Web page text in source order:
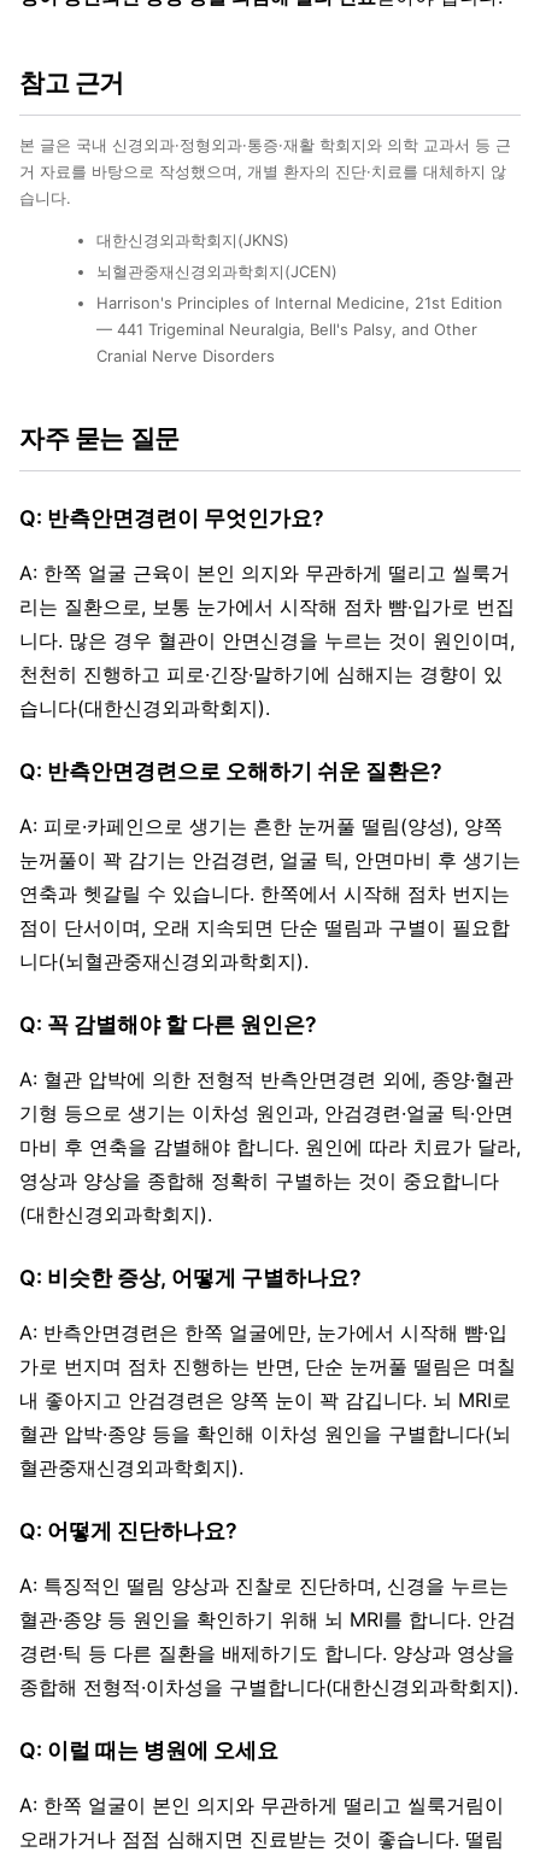
참고 근거
본 글은 국내 신경외과·정형외과·통증·재활 학회지와 의학 교과서 등 근
거 자료를 바탕으로 작성했으며, 개별 환자의 진단·치료를 대체하지 않
습니다.
대한신경외과학회지(JKNS)
뇌혈관중재신경외과학회지(JCEN)
Harrison's Principles of Internal Medicine, 21st Edition
— 441 Trigeminal Neuralgia, Bell's Palsy, and Other
Cranial Nerve Disorders
자주 묻는 질문
Q: 반측안면경련이 무엇인가요?
A: 한쪽 얼굴 근육이 본인 의지와 무관하게 떨리고 씰룩거
리는 질환으로, 보통 눈가에서 시작해 점차 뺨·입가로 번집
니다. 많은 경우 혈관이 안면신경을 누르는 것이 원인이며,
천천히 진행하고 피로·긴장·말하기에 심해지는 경향이 있
습니다(대한신경외과학회지).
Q: 반측안면경련으로 오해하기 쉬운 질환은?
A: 피로·카페인으로 생기는 흔한 눈꺼풀 떨림(양성), 양쪽
눈꺼풀이 꽉 감기는 안검경련, 얼굴 틱, 안면마비 후 생기는
연축과 헷갈릴 수 있습니다. 한쪽에서 시작해 점차 번지는
점이 단서이며, 오래 지속되면 단순 떨림과 구별이 필요합
니다(뇌혈관중재신경외과학회지).
Q: 꼭 감별해야 할 다른 원인은?
A: 혈관 압박에 의한 전형적 반측안면경련 외에, 종양·혈관
기형 등으로 생기는 이차성 원인과, 안검경련·얼굴 틱·안면
마비 후 연축을 감별해야 합니다. 원인에 따라 치료가 달라,
영상과 양상을 종합해 정확히 구별하는 것이 중요합니다
(대한신경외과학회지).
Q: 비슷한 증상, 어떻게 구별하나요?
A: 반측안면경련은 한쪽 얼굴에만, 눈가에서 시작해 뺨·입
가로 번지며 점차 진행하는 반면, 단순 눈꺼풀 떨림은 며칠
내 좋아지고 안검경련은 양쪽 눈이 꽉 감깁니다. 뇌 MRI로
혈관 압박·종양 등을 확인해 이차성 원인을 구별합니다(뇌
혈관중재신경외과학회지).
Q: 어떻게 진단하나요?
A: 특징적인 떨림 양상과 진찰로 진단하며, 신경을 누르는
혈관·종양 등 원인을 확인하기 위해 뇌 MRI를 합니다. 안검
경련·틱 등 다른 질환을 배제하기도 합니다. 양상과 영상을
종합해 전형적·이차성을 구별합니다(대한신경외과학회지).
Q: 이럴 때는 병원에 오세요
A: 한쪽 얼굴이 본인 의지와 무관하게 떨리고 씰룩거림이
오래가거나 점점 심해지면 진료받는 것이 좋습니다. 떨림